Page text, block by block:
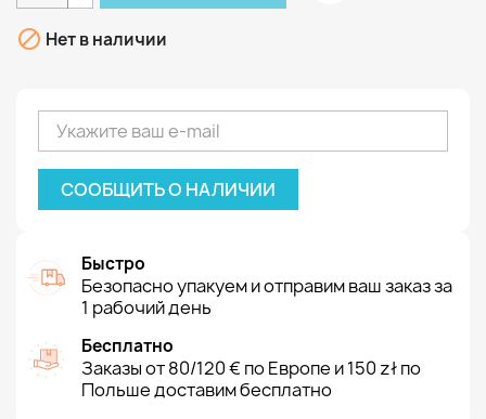
 Нет в наличии
СООБЩИТЬ О НАЛИЧИИ
Быстро
Безопасно упакуем и отправим ваш заказ за
1 рабочий день
Бесплатно
Заказы от 80/120 € по Европе и 150 zł по
Польше доставим бесплатно